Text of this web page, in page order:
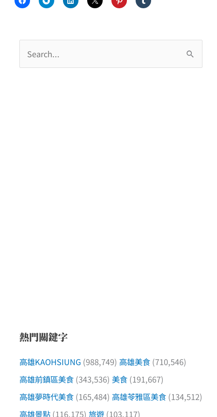
熱門關鍵字
高雄KAOHSIUNG (988,749) 高雄美食 (710,546)
高雄前鎮區美食 (343,536) 美食 (191,667)
高雄夢時代美食 (165,484) 高雄苓雅區美食 (134,512)
高雄景點 (116,175) 旅遊 (103,117)